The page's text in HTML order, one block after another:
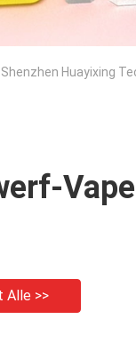
Shenzhen Huayixing
Alle >>